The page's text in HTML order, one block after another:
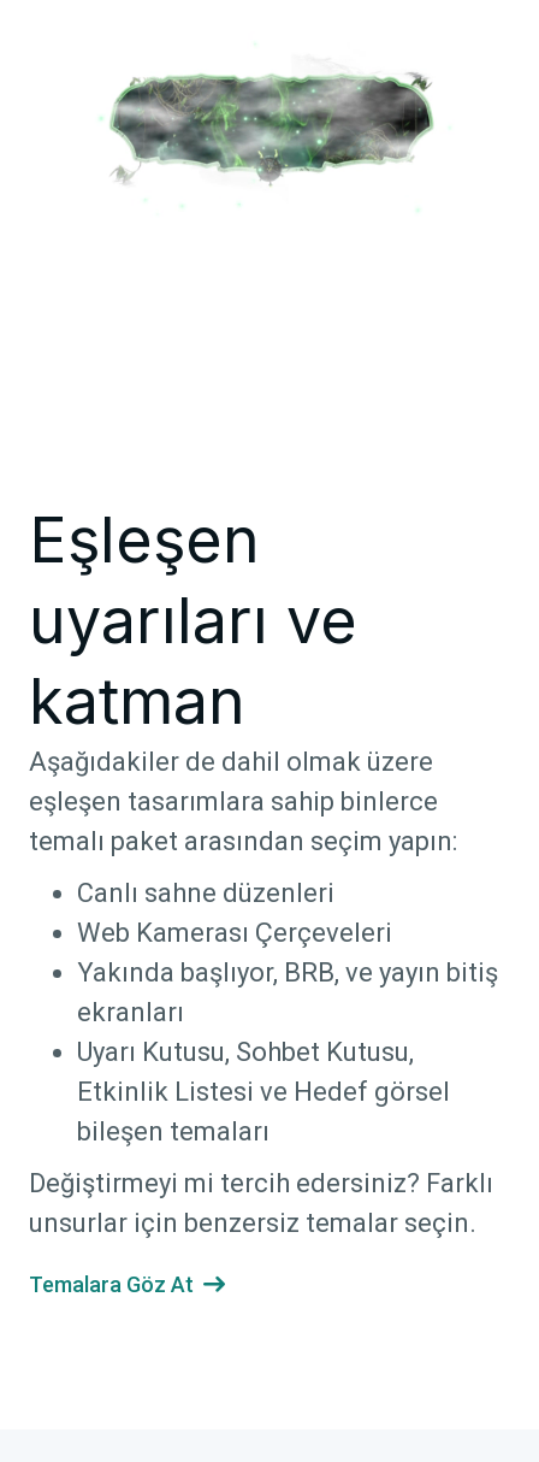
Eşleşen
uyarıları ve
katman
Aşağıdakiler de dahil olmak üzere
eşleşen tasarımlara sahip binlerce
temalı paket arasından seçim yapın:
Canlı sahne düzenleri
Web Kamerası Çerçeveleri
Yakında başlıyor, BRB, ve yayın bitiş
ekranları
Uyarı Kutusu, Sohbet Kutusu,
Etkinlik Listesi ve Hedef görsel
bileşen temaları
Değiştirmeyi mi tercih edersiniz? Farklı
unsurlar için benzersiz temalar seçin.
Temalara Göz At 